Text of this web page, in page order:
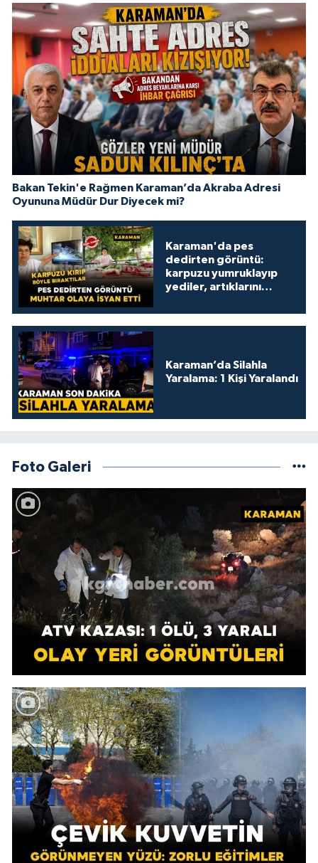
Bakan Tekin'e Rağmen Karaman’da Akraba Adresi
Oyununa Müdür Dur Diyecek mi?
Karaman'da pes
dedirten görüntü:
karpuzu yumruklayıp
yediler, artıklarını
Karaman’da Silahla
Yaralama: 1 Kişi Yaralandı
Foto Galeri